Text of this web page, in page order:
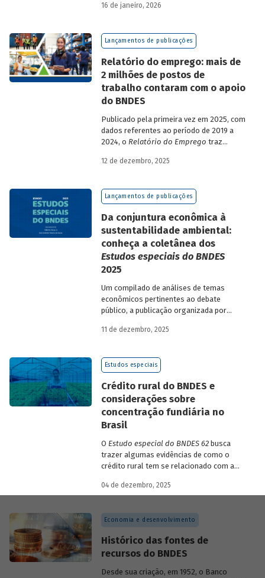
analisa a estratégia de diversificação das
diante dos atuais desafios de
sustentabilidade social, ambiental e
16 de janeiro, 2026
Lançamentos de publicações
Relatório do emprego: mais de
2 milhões de postos de
trabalho contaram com o apoio
do BNDES
Publicado pela primeira vez em 2025, com
dados referentes ao período de 2019 a
2024, o Relatório do Emprego traz
atuação do Banco sobre o mercado de
empregos da economia.
12 de dezembro, 2025
Lançamentos de publicações
Da conjuntura econômica à
sustentabilidade ambiental:
conheça a coletânea dos
Estudos especiais do BNDES
2025
Um compilado de análises de temas
econômicos pertinentes ao debate
público, a publicação organizada por
Souza, economistas do BNDES, reúne 25
BNDESdivulgados ao longo de 2025.
11 de dezembro, 2025
Estudos especiais
Crédito rural do BNDES e
considerações sobre
concentração fundiária no
Brasil
O Estudo especial do BNDES 62busca
trazer algumas evidências de como o
crédito rural tem se relacionado com a
papel desempenhado pelo BNDES.
04 de dezembro, 2025
Economia e desenvolvimento
Histórico das fontes de
recursos do BNDES
Desde sua criação, em 1952, o Banco